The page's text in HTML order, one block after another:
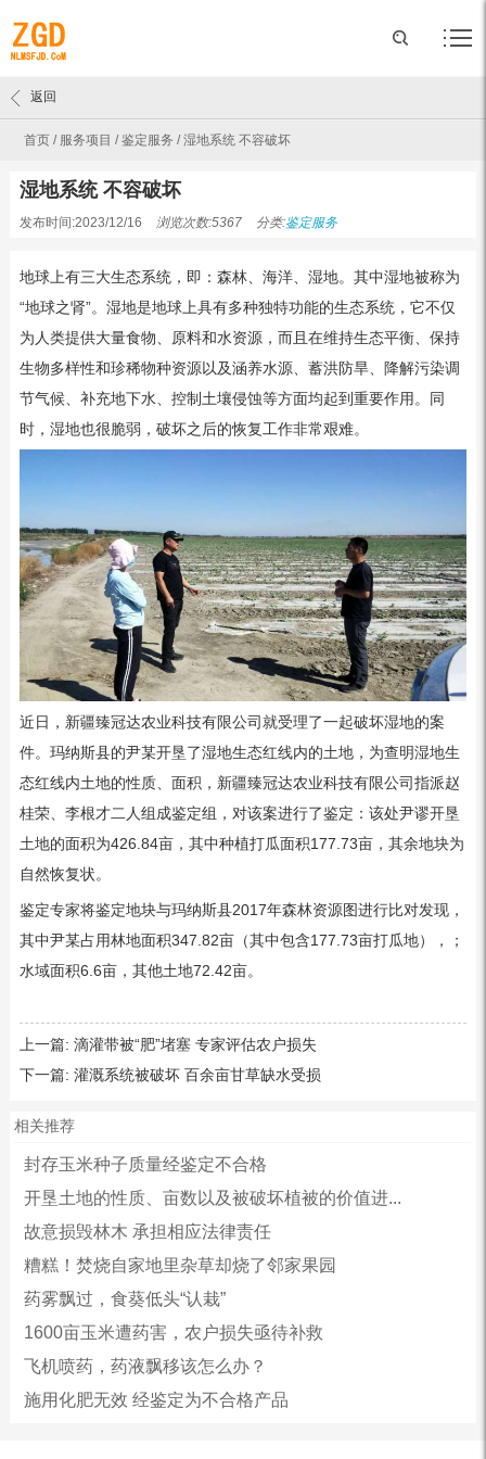
首页 / 服务项目 /鉴定服务 /湿地系统 不容破坏
返回
湿地系统 不容破坏
发布时间:2023/12/16 浏览次数:5367 分类:鉴定服务
地球上有三大生态系统，即：森林、海洋、湿地。其中湿地被称为
“地球之肾”。湿地是地球上具有多种独特功能的生态系统，它不仅
为人类提供大量食物、原料和水资源，而且在维持生态平衡、保持
生物多样性和珍稀物种资源以及涵养水源、蓄洪防旱、降解污染调
节气候、补充地下水、控制土壤侵蚀等方面均起到重要作用。同
时，湿地也很脆弱，破坏之后的恢复工作非常艰难。
近日，新疆臻冠达农业科技有限公司就受理了一起破坏湿地的案
件。玛纳斯县的尹某开垦了湿地生态红线内的土地，为查明湿地生
态红线内土地的性质、面积，新疆臻冠达农业科技有限公司指派赵
桂荣、李根才二人组成鉴定组，对该案进行了鉴定：该处尹谬开垦
土地的面积为426.84亩，其中种植打瓜面积177.73亩，其余地块为
自然恢复状。
鉴定专家将鉴定地块与玛纳斯县2017年森林资源图进行比对发现，
其中尹某占用林地面积347.82亩（其中包含177.73亩打瓜地），；
水域面积6.6亩，其他土地72.42亩。
上一篇: 滴灌带被“肥”堵塞 专家评估农户损失
下一篇: 灌溉系统被破坏 百余亩甘草缺水受损
相关推荐
封存玉米种子质量经鉴定不合格
开垦土地的性质、亩数以及被破坏植被的价值进...
故意损毁林木 承担相应法律责任
糟糕！焚烧自家地里杂草却烧了邻家果园
药雾飘过，食葵低头“认栽”
1600亩玉米遭药害，农户损失亟待补救
飞机喷药，药液飘移该怎么办？
施用化肥无效 经鉴定为不合格产品